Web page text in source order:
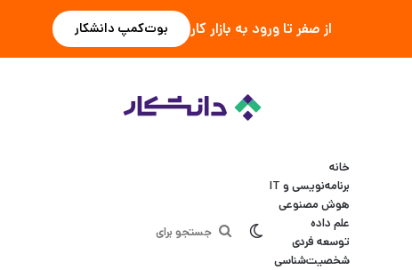
از صفر تا ورود به بازار کار بوت‌کمپ دانشکار
خانه
برنامه‌نویسی و IT
هوش مصنوعی
علم داده
توسعه فردی
شخصیت‌شناسی
تغییر پوسته
جستجو